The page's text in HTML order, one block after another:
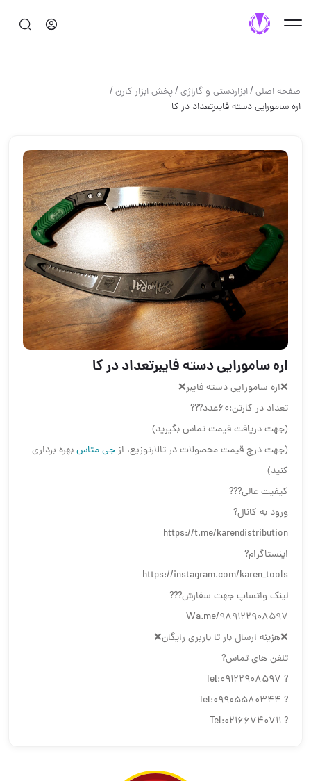
صفحه اصلی/ابزاردستی و گاراژی/پخش ابزار کارن/
اره سامورایی دسته فایبرتعداد در کا
اره سامورایی دسته فایبرتعداد در کا
❌اره سامورایی دسته فایبر❌
تعداد در کارتن:60عدد???
(جهت دریافت قیمت تماس بگیرید)
(جهت درج قیمت محصولات در تالارتوزیع، ازجی متاسبهره برداری
کنید)
کیفیت عالی???
ورود به کانال?
https://t.me/karendistribution
اینستاگرام?
https://instagram.com/karen_tools
لینک واتساپ جهت سفارش???
Wa.me/989122908597
❌هزینه ارسال بار تا باربری رایگان❌
تلفن های تماس?
? Tel:09122908597
? Tel:09905580344
? Tel:02166740711